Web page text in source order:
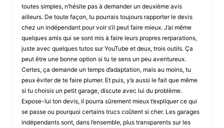
toutes simples, n’hésite pas à demander un deuxième avis
ailleurs. De toute façon, tu pourrais toujours rapporter le devis
chez un indépendant pour voir s’il peut faire mieux. J’ai même
quelques amis qui se sont mis à faire leurs propres rerparations,
juste avec quelques tutos sur YouTube et deux, trois outils. Ça
peut être une bonne option si tu te sens un peu aventureux.
Certes, ça demande un temps d’adaptation, mais au moins, tu
peux éviter de te faire plumer. Et puis, y’a aussi le fait que même
si tu choisis un petit garage, discute avec lui du problème.
Expose-lui ton devis, il pourra sûrement mieux t’expliquer ce qui
se passe ou pourquoi certains trucs coûtent si cher. Les garages
indépendants sont, dans l’ensemble, plus transparents sur les